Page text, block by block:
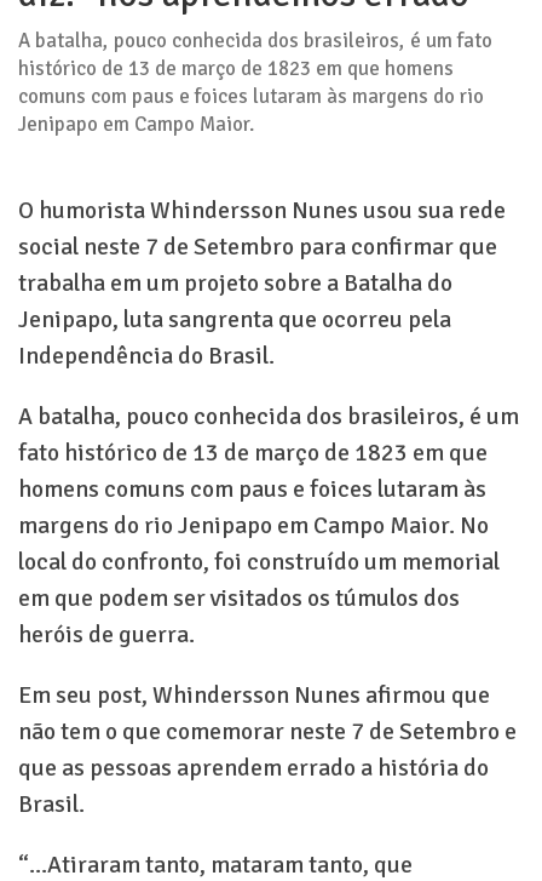
A batalha, pouco conhecida dos brasileiros, é um fato
histórico de 13 de março de 1823 em que homens
comuns com paus e foices lutaram às margens do rio
Jenipapo em Campo Maior.
O humorista Whindersson Nunes usou sua rede
social neste 7 de Setembro para confirmar que
trabalha em um projeto sobre a Batalha do
Jenipapo, luta sangrenta que ocorreu pela
Independência do Brasil.
A batalha, pouco conhecida dos brasileiros, é um
fato histórico de 13 de março de 1823 em que
homens comuns com paus e foices lutaram às
margens do rio Jenipapo em Campo Maior. No
local do confronto, foi construído um memorial
em que podem ser visitados os túmulos dos
heróis de guerra.
Em seu post, Whindersson Nunes afirmou que
não tem o que comemorar neste 7 de Setembro e
que as pessoas aprendem errado a história do
Brasil.
“...Atiraram tanto, mataram tanto, que